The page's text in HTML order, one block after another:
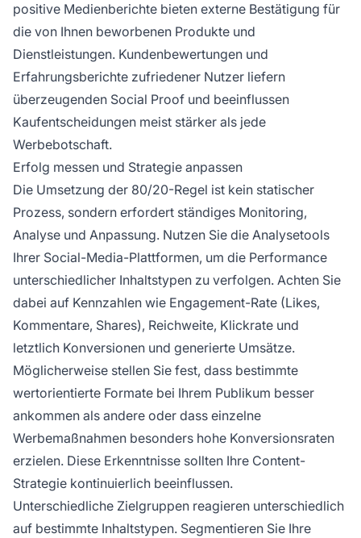
positive Medienberichte bieten externe Bestätigung für
die von Ihnen beworbenen Produkte und
Dienstleistungen. Kundenbewertungen und
Erfahrungsberichte zufriedener Nutzer liefern
überzeugenden Social Proof und beeinflussen
Kaufentscheidungen meist stärker als jede
Werbebotschaft.
Erfolg messen und Strategie anpassen
Die Umsetzung der 80/20-Regel ist kein statischer
Prozess, sondern erfordert ständiges Monitoring,
Analyse und Anpassung. Nutzen Sie die Analysetools
Ihrer Social-Media-Plattformen, um die Performance
unterschiedlicher Inhaltstypen zu verfolgen. Achten Sie
dabei auf Kennzahlen wie Engagement-Rate (Likes,
Kommentare, Shares), Reichweite, Klickrate und
letztlich Konversionen und generierte Umsätze.
Möglicherweise stellen Sie fest, dass bestimmte
wertorientierte Formate bei Ihrem Publikum besser
ankommen als andere oder dass einzelne
Werbemaßnahmen besonders hohe Konversionsraten
erzielen. Diese Erkenntnisse sollten Ihre Content-
Strategie kontinuierlich beeinflussen.
Unterschiedliche Zielgruppen reagieren unterschiedlich
auf bestimmte Inhaltstypen. Segmentieren Sie Ihre